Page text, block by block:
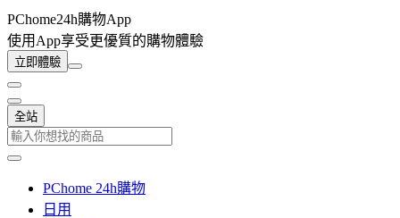
PChome24h購物App
使用App享受更優質的購物體驗
立即體驗
全站
PChome 24h購物
日用